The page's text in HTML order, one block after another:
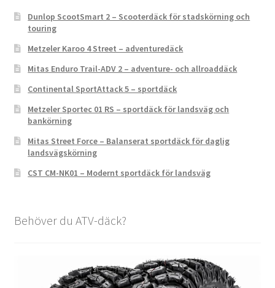
Dunlop ScootSmart 2 – Scooterdäck för stadskörning och
touring
Metzeler Karoo 4 Street – adventuredäck
Mitas Enduro Trail-ADV 2 – adventure- och allroaddäck
Continental SportAttack 5 – sportdäck
Metzeler Sportec 01 RS – sportdäck för landsväg och
bankörning
Mitas Street Force – Balanserat sportdäck för daglig
landsvägskörning
CST CM-NK01 – Modernt sportdäck för landsväg
Behöver du ATV-däck?